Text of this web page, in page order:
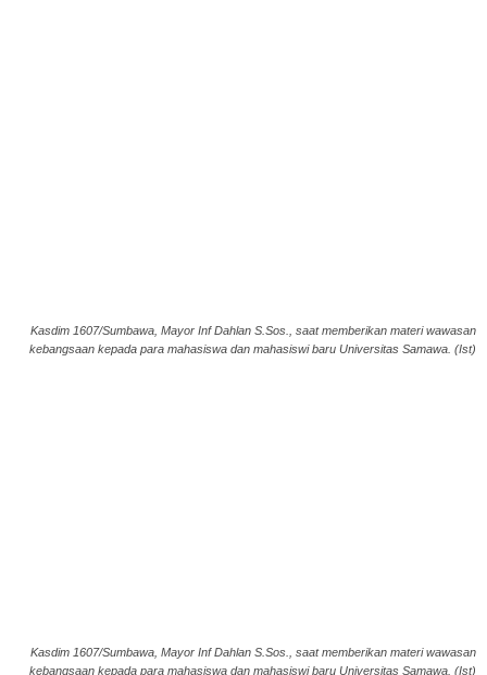
Kasdim 1607/Sumbawa, Mayor Inf Dahlan S.Sos., saat memberikan materi wawasan
kebangsaan kepada para mahasiswa dan mahasiswi baru Universitas Samawa. (Ist)
Kasdim 1607/Sumbawa, Mayor Inf Dahlan S.Sos., saat memberikan materi wawasan
kebangsaan kepada para mahasiswa dan mahasiswi baru Universitas Samawa. (Ist)